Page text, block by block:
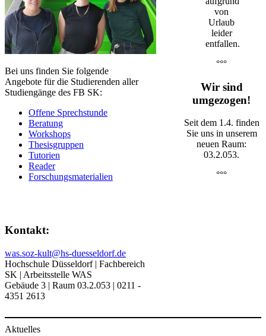
Bei uns finden Sie folgende
Angebote für die Studierenden aller
Studiengänge des FB SK:
Offene Sprechstunde
Beratung
Workshops
Thesisgruppen
Tutorien
Reader​
Forschungsmaterialien
​Kontakt:
was.soz-kult@hs-duesseldorf.de​​
Hochschule Düsseldorf | Fachbereich
SK | Arbeitsstelle WAS​
Gebäude 3 | Raum 03.2.053 | 0211 -
4351 2613
von
Urlaub
leider
entfallen.
°°°
Wir sind
umgezogen!
Seit dem 1.4. finden
Sie uns in unserem
neuen Raum:
03.2.053.
°°°
Aktuelles